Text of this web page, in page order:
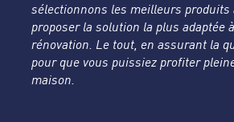
sélectionnons les meilleurs produits
proposer la solution la plus adaptée
rénovation. Le tout, en assurant la
pour que vous puissiez profiter
maison.